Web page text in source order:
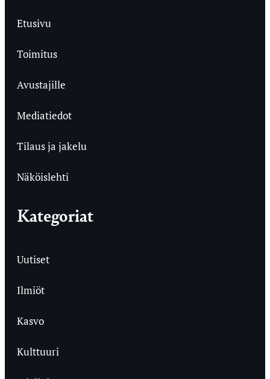
Etusivu
Toimitus
Avustajille
Mediatiedot
Tilaus ja jakelu
Näköislehti
Kategoriat
Uutiset
Ilmiöt
Kasvo
Kulttuuri